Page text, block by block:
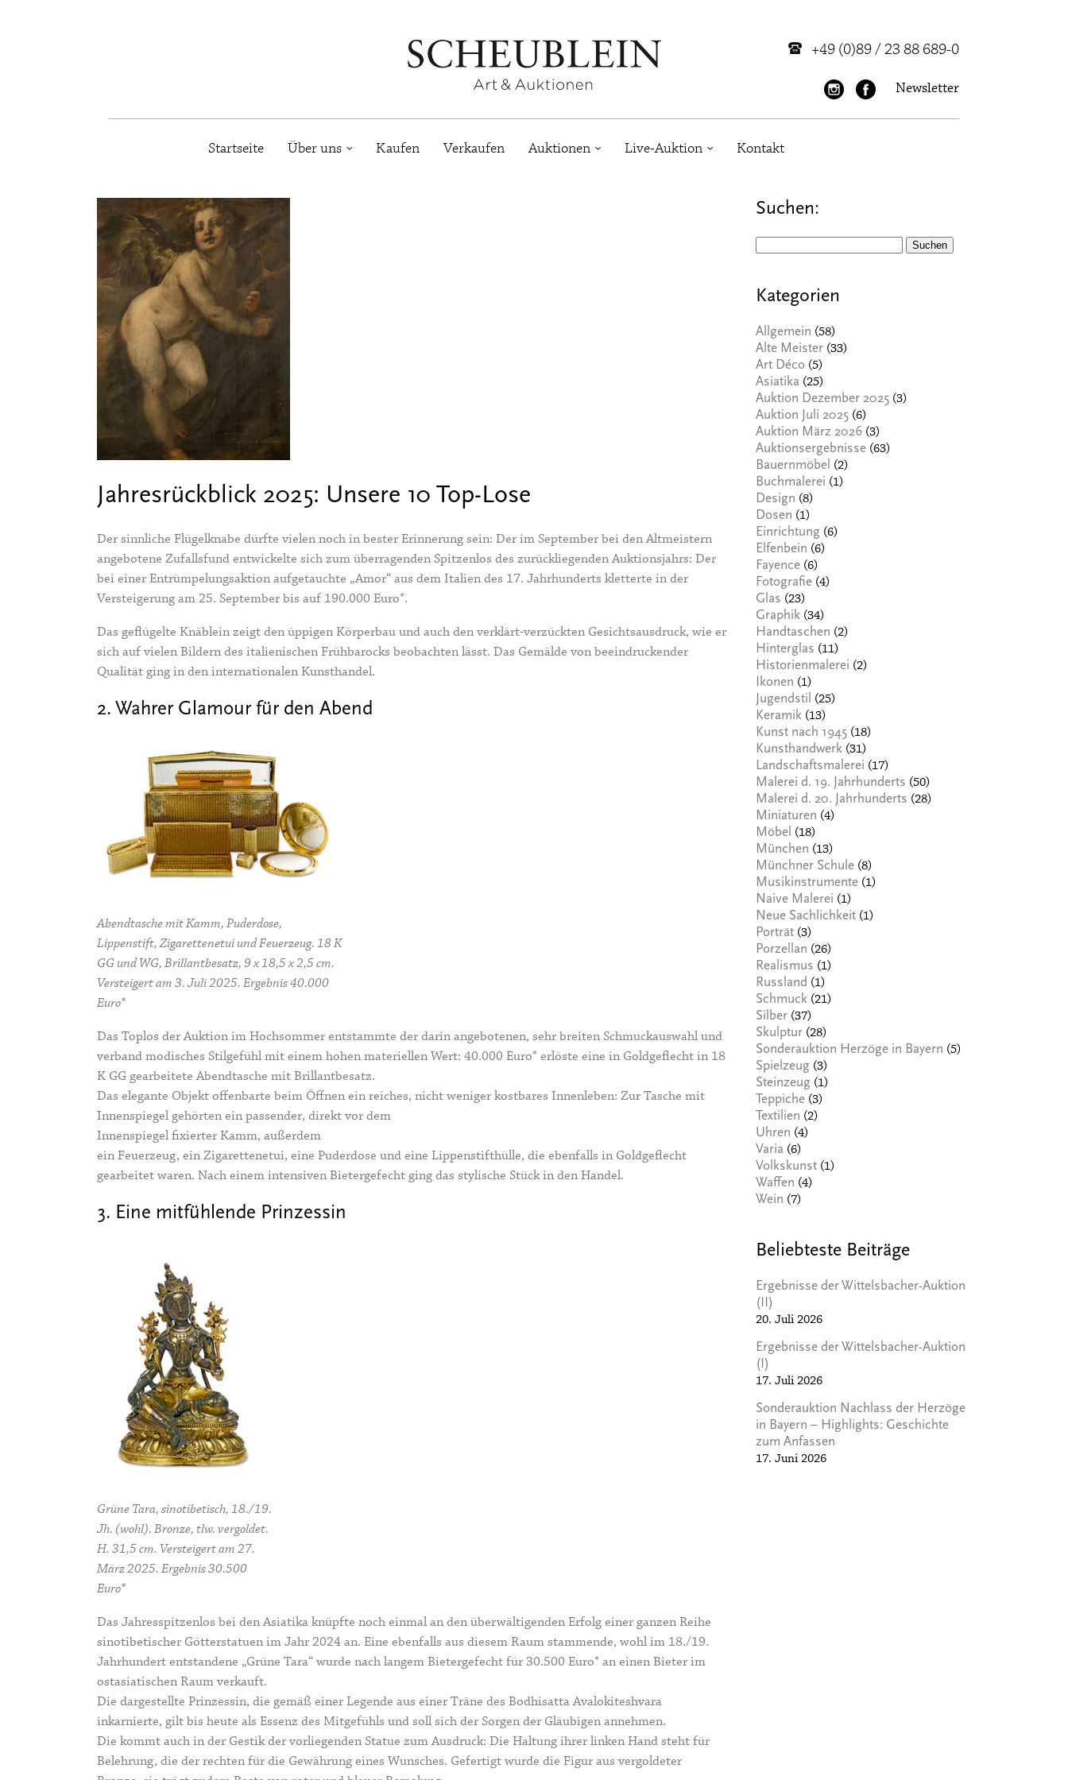
+49 (0)89 / 23 88 689-0
Newsletter
Startseite Über uns Kaufen Verkaufen Auktionen Live-Auktion Kontakt
Jahresrückblick 2025: Unsere 10 Top-Lose
Der sinnliche Flügelknabe dürfte vielen noch in bester Erinnerung sein: Der im September bei den Altmeistern
angebotene Zufallsfund entwickelte sich zum überragenden Spitzenlos des zurückliegenden Auktionsjahrs: Der
bei einer Entrümpelungsaktion aufgetauchte „Amor“ aus dem Italien des 17. Jahrhunderts kletterte in der
Versteigerung am 25. September bis auf 190.000 Euro*.
Das geflügelte Knäblein zeigt den üppigen Körperbau und auch den verklärt-verzückten Gesichtsausdruck, wie er
sich auf vielen Bildern des italienischen Frühbarocks beobachten lässt. Das Gemälde von beeindruckender
Qualität ging in den internationalen Kunsthandel.
2. Wahrer Glamour für den Abend
Abendtasche mit Kamm, Puderdose,
Lippenstift, Zigarettenetui und Feuerzeug. 18 K
GG und WG, Brillantbesatz, 9 x 18,5 x 2,5 cm.
Versteigert am 3. Juli 2025. Ergebnis 40.000
Euro*
Das Toplos der Auktion im Hochsommer entstammte der darin angebotenen, sehr breiten Schmuckauswahl und
verband modisches Stilgefühl mit einem hohen materiellen Wert: 40.000 Euro* erlöste eine in Goldgeflecht in 18
K GG gearbeitete Abendtasche mit Brillantbesatz.
Das elegante Objekt offenbarte beim Öffnen ein reiches, nicht weniger kostbares Innenleben: Zur Tasche mit
Innenspiegel gehörten ein passender, direkt vor dem
Innenspiegel fixierter Kamm, außerdem
ein Feuerzeug, ein Zigarettenetui, eine Puderdose und eine Lippenstifthülle, die ebenfalls in Goldgeflecht
gearbeitet waren. Nach einem intensiven Bietergefecht ging das stylische Stück in den Handel.
3. Eine mitfühlende Prinzessin
Grüne Tara, sinotibetisch, 18./19.
Jh. (wohl). Bronze, tlw. vergoldet.
H. 31,5 cm. Versteigert am 27.
März 2025. Ergebnis 30.500
Euro*
Das Jahresspitzenlos bei den Asiatika knüpfte noch einmal an den überwältigenden Erfolg einer ganzen Reihe
sinotibetischer Götterstatuen im Jahr 2024 an. Eine ebenfalls aus diesem Raum stammende, wohl im 18./19.
Jahrhundert entstandene „Grüne Tara“ wurde nach langem Bietergefecht für 30.500 Euro* an einen Bieter im
ostasiatischen Raum verkauft.
Die dargestellte Prinzessin, die gemäß einer Legende aus einer Träne des Bodhisatta Avalokiteshvara
inkarnierte, gilt bis heute als Essenz des Mitgefühls und soll sich der Sorgen der Gläubigen annehmen.
Die kommt auch in der Gestik der vorliegenden Statue zum Ausdruck: Die Haltung ihrer linken Hand steht für
Belehrung, die der rechten für die Gewährung eines Wunsches. Gefertigt wurde die Figur aus vergoldeter
Suchen:
Kategorien
Allgemein (58)
Alte Meister (33)
Art Déco (5)
Asiatika (25)
Auktion Dezember 2025 (3)
Auktion Juli 2025 (6)
Auktion März 2026 (3)
Auktionsergebnisse (63)
Bauernmöbel (2)
Buchmalerei (1)
Design (8)
Dosen (1)
Einrichtung (6)
Elfenbein (6)
Fayence (6)
Fotografie (4)
Glas (23)
Graphik (34)
Handtaschen (2)
Hinterglas (11)
Historienmalerei (2)
Ikonen (1)
Jugendstil (25)
Keramik (13)
Kunst nach 1945 (18)
Kunsthandwerk (31)
Landschaftsmalerei (17)
Malerei d. 19. Jahrhunderts (50)
Malerei d. 20. Jahrhunderts (28)
Miniaturen (4)
Möbel (18)
München (13)
Münchner Schule (8)
Musikinstrumente (1)
Naive Malerei (1)
Neue Sachlichkeit (1)
Porträt (3)
Porzellan (26)
Realismus (1)
Russland (1)
Schmuck (21)
Silber (37)
Skulptur (28)
Sonderauktion Herzöge in Bayern (5)
Spielzeug (3)
Steinzeug (1)
Teppiche (3)
Textilien (2)
Uhren (4)
Varia (6)
Volkskunst (1)
Waffen (4)
Wein (7)
Beliebteste Beiträge
Ergebnisse der Wittelsbacher-Auktion
(II)
20. Juli 2026
Ergebnisse der Wittelsbacher-Auktion
(I)
17. Juli 2026
Sonderauktion Nachlass der Herzöge
in Bayern – Highlights: Geschichte
zum Anfassen
17. Juni 2026